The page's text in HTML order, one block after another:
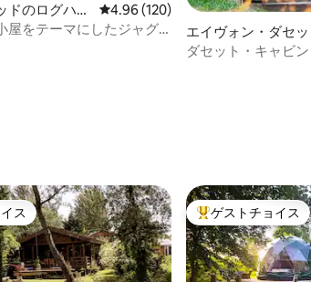
つ星の平均評価
ドのログハウ
レビュー120件、5つ星中4.96つ星
4.96 (120)
屋をテーマにしたジャグ
エイヴォン・ダセッ
家
ダセット・キャビ
チョイスです。
ス 大好評のゲストチ
ゲストチョイス